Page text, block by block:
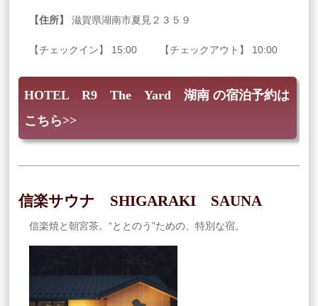
【住所】 滋賀県湖南市夏見２３５９
【チェックイン】 15:00 【チェックアウト】 10:00
HOTEL R9 The Yard 湖南 の宿泊予約は
こちら>>
信楽サウナ SHIGARAKI SAUNA
信楽焼と朝宮茶。“ととのう”ための、特別な宿。